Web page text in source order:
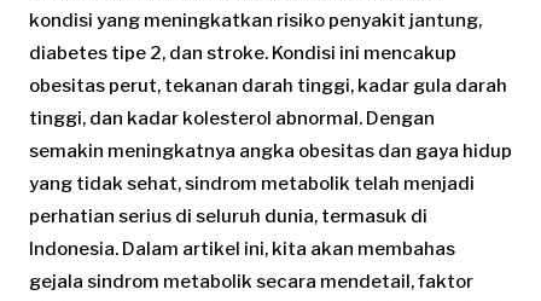
kondisi yang meningkatkan risiko penyakit jantung,
diabetes tipe 2, dan stroke. Kondisi ini mencakup
obesitas perut, tekanan darah tinggi, kadar gula darah
tinggi, dan kadar kolesterol abnormal. Dengan
semakin meningkatnya angka obesitas dan gaya hidup
yang tidak sehat, sindrom metabolik telah menjadi
perhatian serius di seluruh dunia, termasuk di
Indonesia. Dalam artikel ini, kita akan membahas
gejala sindrom metabolik secara mendetail, faktor